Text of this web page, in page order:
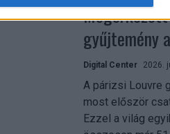
gyűjtemény
Digital Center 2026.
A párizsi Louvre
most először
Ezzel a világ